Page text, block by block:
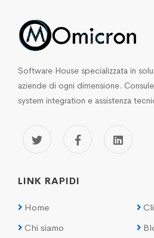
Software House specializzata in
aziende di ogni dimensione.
system integration e assistenza
LINK RAPIDI
Home
Chi siamo